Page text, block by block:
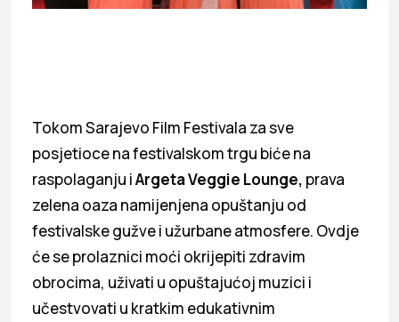
Tokom Sarajevo Film Festivala za sve
posjetioce na festivalskom trgu biće na
raspolaganju iArgeta Veggie Lounge, prava
zelena oaza namijenjena opuštanju od
festivalske gužve i užurbane atmosfere. Ovdje
će se prolaznici moći okrijepiti zdravim
obrocima, uživati u opuštajućoj muzici i
učestvovati u kratkim edukativnim